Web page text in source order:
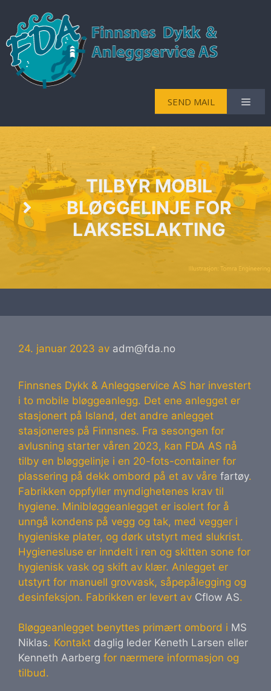
innhold
SEND MAIL
TILBYR MOBIL
BLØGGELINJE FOR
LAKSESLAKTING
24. januar 2023 av adm@fda.no
Finnsnes Dykk & Anleggservice AS har investert
i to mobile bløggeanlegg. Det ene anlegget er
stasjonert på Island, det andre anlegget
stasjoneres på Finnsnes. Fra sesongen for
avlusning starter våren 2023, kan FDA AS nå
tilby en bløggelinje i en 20-fots-container for
plassering på dekk ombord på et av våre fartøy.
Fabrikken oppfyller myndighetenes krav til
hygiene. Minibløggeanlegget er isolert for å
unngå kondens på vegg og tak, med vegger i
hygieniske plater, og dørk utstyrt med slukrist.
Hygienesluse er inndelt i ren og skitten sone for
hygienisk vask og skift av klær. Anlegget er
utstyrt for manuell grovvask, såpepålegging og
desinfeksjon. Fabrikken er levert av Cflow AS.
Bløggeanlegget benyttes primært ombord i MS
Niklas. Kontakt daglig leder Keneth Larsen eller
Kenneth Aarberg for nærmere informasjon og
tilbud.